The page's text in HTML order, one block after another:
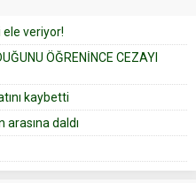
yapıştırdığı için düğünden...
ele veriyor!
ÖĞRENİNCE CEZAYI
kaybetti
daldı